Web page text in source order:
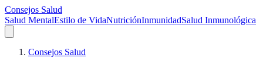
Consejos Salud
Salud MentalEstilo de VidaNutriciónInmunidadSalud Inmunológica
Consejos Salud